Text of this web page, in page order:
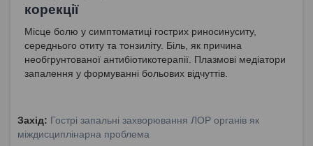
корекції
Місце болю у симптоматиці гострих риносинуситу,
середнього отиту та тонзиліту. Біль, як причина
необгрунтованої антибіотикотерапії. Плазмові медіатори
запалення у формуванні больових відчуттів.
Захід: Гострі запальні захворювання ЛОР органів як
міждисциплінарна проблема